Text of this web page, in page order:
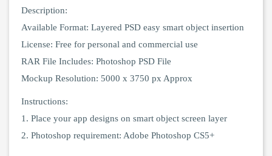
Description:
Available Format: Layered PSD easy smart object insertion
License: Free for personal and commercial use
RAR File Includes: Photoshop PSD File
Mockup Resolution: 5000 x 3750 px Approx
Instructions:
1. Place your app designs on smart object screen layer
2. Photoshop requirement: Adobe Photoshop CS5+